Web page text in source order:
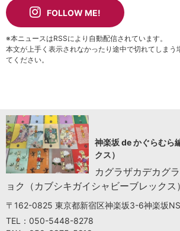
FOLLOW ME!
※本ニュースはRSSにより自動配信されています。
本文が上手く表示されなかったり途中で切れてしまう
てください。
神楽坂 de かぐらむら
クス）
カグラザカデカグ
ョク（カブシキガイシャビーブレックス）
〒162-0825 東京都新宿区神楽坂3-6神楽坂
TEL：050-5448-8278